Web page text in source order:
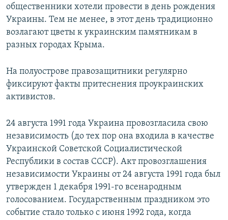
общественники хотели провести в день рождения
Украины. Тем не менее, в этот день традиционно
возлагают цветы к украинским памятникам в
разных городах Крыма.
На полуострове правозащитники регулярно
фиксируют факты притеснения проукраинских
активистов.
24 августа 1991 года Украина провозгласила свою
независимость (до тех пор она входила в качестве
Украинской Советской Социалистической
Республики в состав СССР). Акт провозглашения
независимости Украины от 24 августа 1991 года был
утвержден 1 декабря 1991-го всенародным
голосованием. Государственным праздником это
событие стало только с июня 1992 года, когда